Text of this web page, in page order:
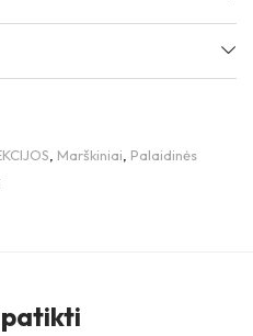
Marškiniai Palaidinės